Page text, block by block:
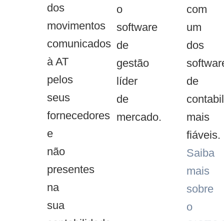
dos
movimentos
comunicados
à AT
pelos
seus
fornecedores
e
não
presentes
na
sua
o
software
de
gestão
líder
de
mercado.
com
um
dos
de
mais
fiáveis.
Saiba
mais
sobre
o